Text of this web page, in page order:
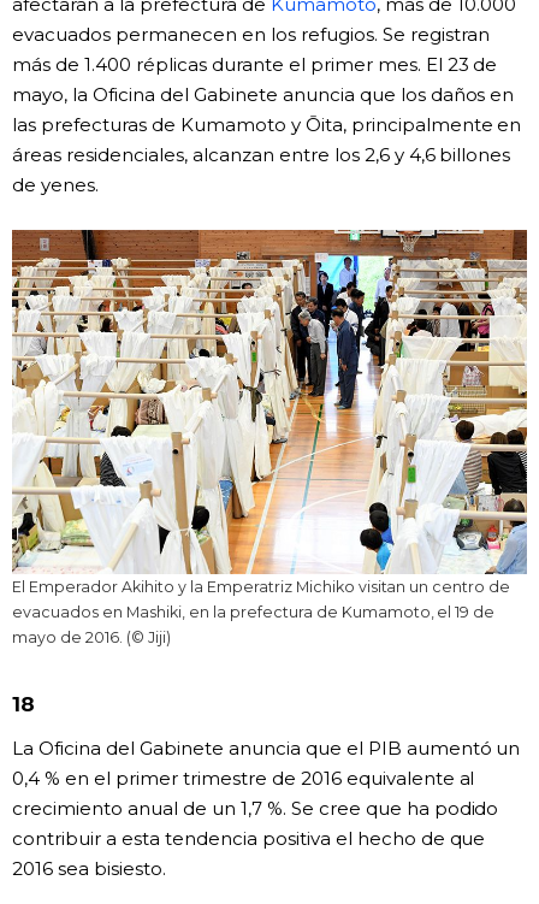
afectaran a la prefectura de Kumamoto, más de 10.000
evacuados permanecen en los refugios. Se registran
más de 1.400 réplicas durante el primer mes. El 23 de
mayo, la Oficina del Gabinete anuncia que los daños en
las prefecturas de Kumamoto y Ōita, principalmente en
áreas residenciales, alcanzan entre los 2,6 y 4,6 billones
de yenes.
El Emperador Akihito y la Emperatriz Michiko visitan un centro de
evacuados en Mashiki, en la prefectura de Kumamoto, el 19 de
mayo de 2016. (© Jiji)
18
La Oficina del Gabinete anuncia que el PIB aumentó un
0,4 % en el primer trimestre de 2016 equivalente al
crecimiento anual de un 1,7 %. Se cree que ha podido
contribuir a esta tendencia positiva el hecho de que
2016 sea bisiesto.